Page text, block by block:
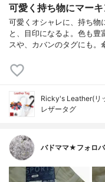
可愛く持ち物にマー
可愛くオシャレに、持ち物
と、目印になるよ。色も豊
スや、カバンのタグにも。
Ricky's Leather(リ
レザータグ
バドママ★フォロ